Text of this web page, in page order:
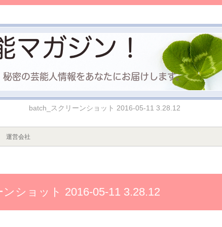
batch_スクリーンショット 2016-05-11 3.28.12
運営会社
ショット 2016-05-11 3.28.12